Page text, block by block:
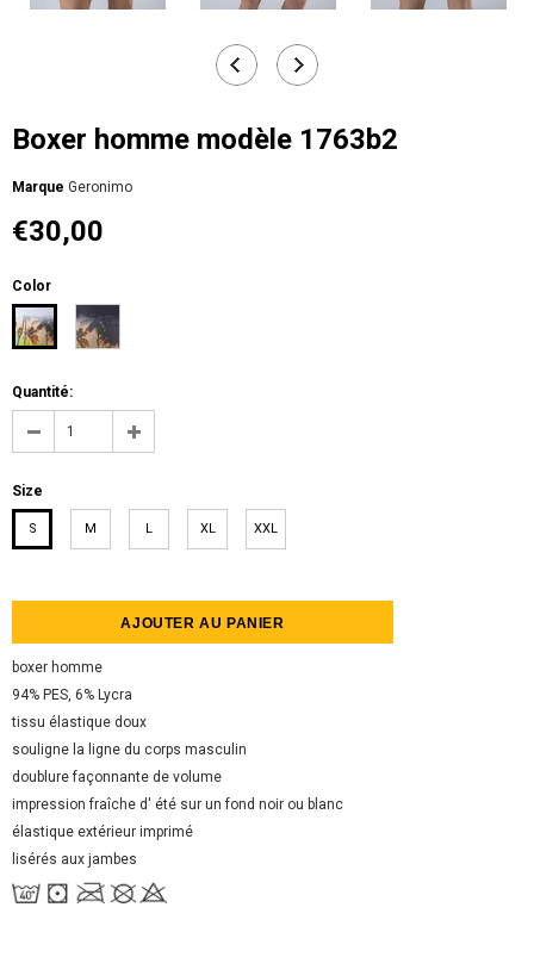
Boxer homme modèle 1763b2
Мarque Geronimo
€30,00
Color
Quantité:
Size
S M L XL XXL
boxer homme
94% PES, 6% Lycra
tissu élastique doux
souligne la ligne du corps masculin
doublure façonnante de volume
impression fraîche d' été sur un fond noir ou blanc
élastique extérieur imprimé
lisérés aux jambes